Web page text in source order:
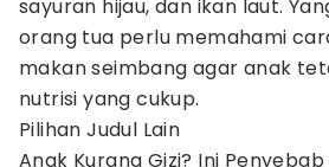
sayuran hijau, dan ikan laut.
orang tua perlu memahami
makan seimbang agar anak
nutrisi yang cukup.
Pilihan Judul Lain
Anak Kurang Gizi? Ini